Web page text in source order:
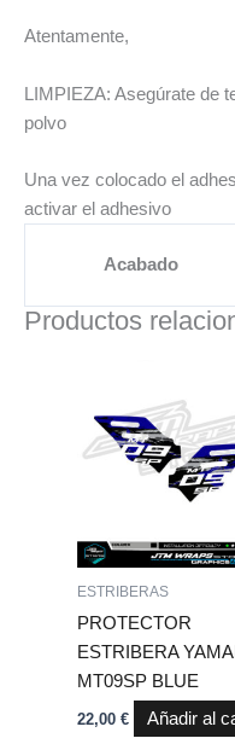
Atentamente,
LIMPIEZA: Asegúrate de
polvo
Una vez colocado el
activar el adhesivo
Acabado
Productos
ESTRIBERAS
PROTECTOR
ESTRIBERA
MT09SP BLUE
22,00 € Añadir al